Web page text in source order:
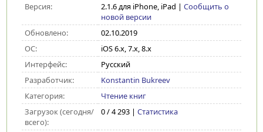
Версия:
2.1.6 для iPhone, iPad | Сообщить о
новой версии
Обновлено:
02.10.2019
ОС:
iOS 6.x, 7.x, 8.x
Интерфейс:
Русский
Разработчик:
Konstantin Bukreev
Категория:
Чтение книг
Загрузок (сегодня/
всего):
0 / 4 293 | Статистика